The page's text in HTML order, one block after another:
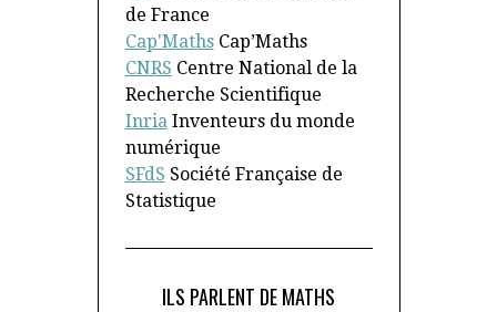
de France
Cap'MathsCap’Maths
CNRS Centre National de la
Recherche Scientifique
Inria Inventeurs du monde
numérique
SFdS Société Française de
Statistique
ILS PARLENT DE MATHS